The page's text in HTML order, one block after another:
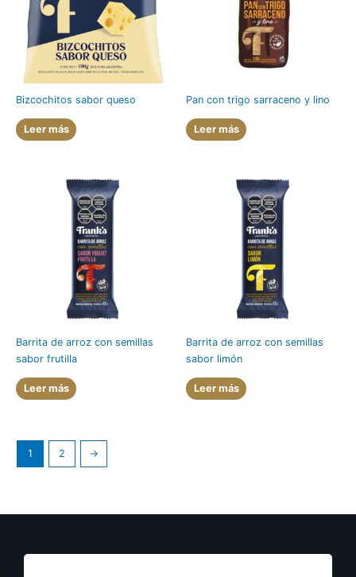
Bizcochitos sabor queso
Leer más
Pan con trigo sarraceno y lino
Leer más
Barrita de arroz con semillas
sabor frutilla
Leer más
Barrita de arroz con semillas
sabor limón
Leer más
1 2 →